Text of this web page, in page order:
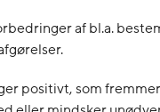
af bl.a.
positivt, som